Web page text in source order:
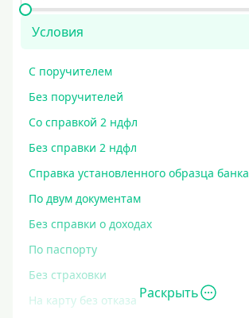
Условия
С поручителем
Без поручителей
Со справкой 2 ндфл
Без справки 2 ндфл
Справка установленного образца банка
По двум документам
Без справки о доходах
По паспорту
Без страховки
На карту без отказа Раскрыть